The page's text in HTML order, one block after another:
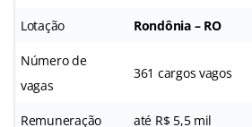
Lotação Rondônia – RO
Número de
vagas
361 cargos vagos
Remuneração até R$ 5,5 mil